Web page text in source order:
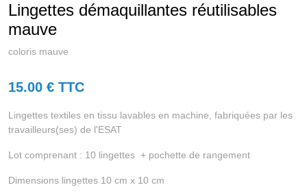
Lingettes démaquillantes réutilisables
mauve
coloris mauve
15.00 € TTC
Lingettes textiles en tissu lavables en machine, fabriquées par les
travailleurs(ses) de l'ESAT
Lot comprenant : 10 lingettes + pochette de rangement
Dimensions lingettes 10 cm x 10 cm